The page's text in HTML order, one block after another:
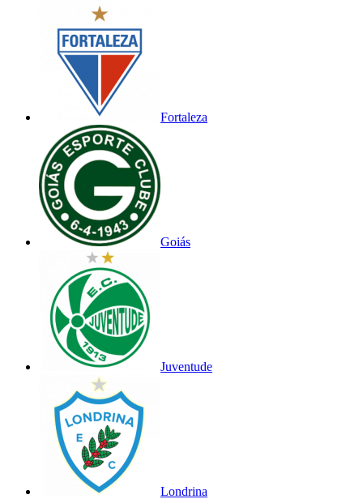
Fortaleza
Goiás
Juventude
Londrina